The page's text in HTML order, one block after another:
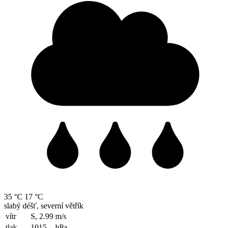
35 °C 17 °C
slabý déšť, severní větřík
vítr
S, 2.99 m/s